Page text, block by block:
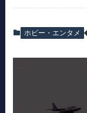
ホビー・エンタメ